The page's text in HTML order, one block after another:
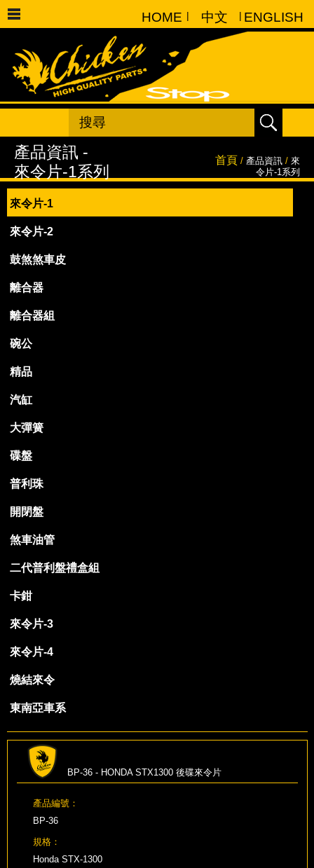
HOME | 中文 | ENGLISH
首頁 / 產品資訊 / 來
令片-1系列
來令片-1
來令片-2
鼓煞煞車皮
離合器
離合器組
碗公
精品
汽缸
大彈簧
碟盤
普利珠
開閉盤
煞車油管
二代普利盤禮盒組
卡鉗
來令片-3
來令片-4
燒結來令
東南亞車系
BP-36 - HONDA STX1300 後碟來令片
產品編號：
BP-36
規格：
Honda STX-1300